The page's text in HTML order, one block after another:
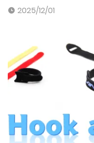
2025/12/01